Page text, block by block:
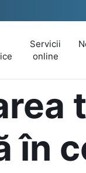
Servicii
online
în